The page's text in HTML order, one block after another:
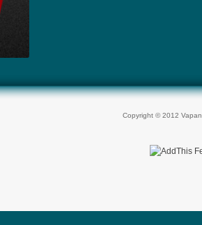
Copyright © 2012